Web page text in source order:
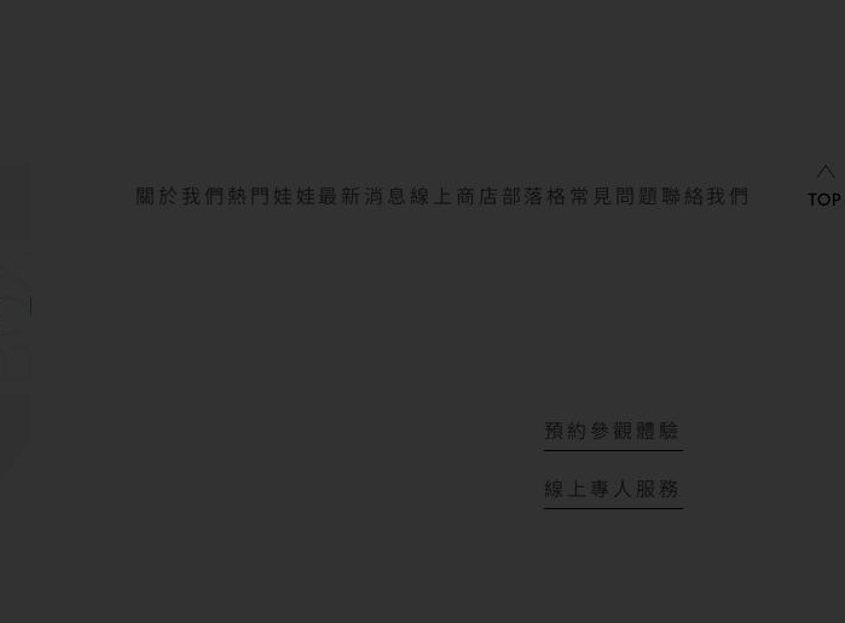
關於我們 熱門娃娃 最新消息 線上商店 部落格 常見問題 聯絡我們
預約參觀體驗
線上專人服務